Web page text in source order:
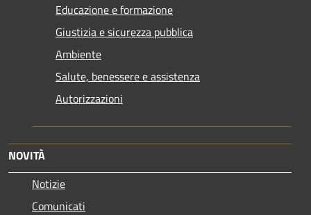
Educazione e formazione
Giustizia e sicurezza pubblica
Ambiente
Salute, benessere e assistenza
Autorizzazioni
NOVITÀ
Notizie
Comunicati